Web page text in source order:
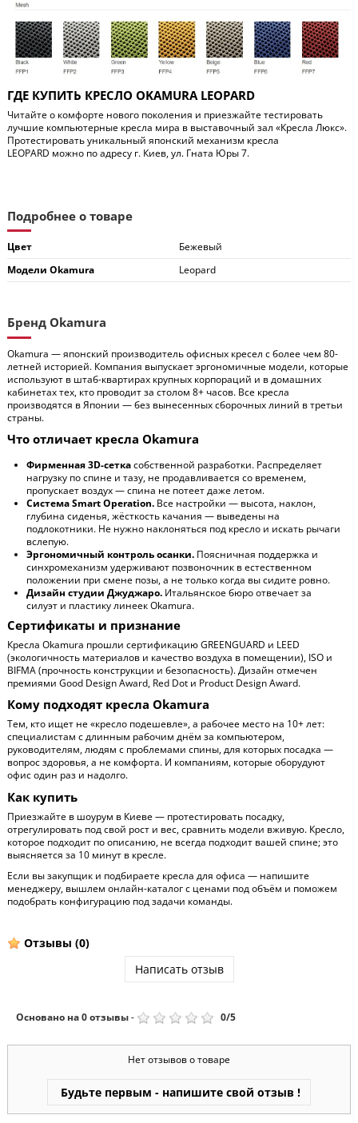
ГДЕ КУПИТЬ КРЕСЛО OKAMURA LEOPARD
Читайте о комфорте нового поколения и приезжайте тестировать
лучшие компьютерные кресла мира в выставочный зал «Кресла Люкс».
Протестировать уникальный японский механизм кресла
LEOPARD можно по адресу г. Киев, ул. Гната Юры 7.
Подробнее о товаре
Цвет
Бежевый
Модели Okamura
Leopard
Бренд Okamura
Okamura — японский производитель офисных кресел с более чем 80-
летней историей. Компания выпускает эргономичные модели, которые
используют в штаб-квартирах крупных корпораций и в домашних
кабинетах тех, кто проводит за столом 8+ часов. Все кресла
производятся в Японии — без вынесенных сборочных линий в третьи
страны.
Что отличает кресла Okamura
Фирменная 3D-сеткасобственной разработки. Распределяет
нагрузку по спине и тазу, не продавливается со временем,
пропускает воздух — спина не потеет даже летом.
Система Smart Operation. Все настройки — высота, наклон,
глубина сиденья, жёсткость качания — выведены на
подлокотники. Не нужно наклоняться под кресло и искать рычаги
вслепую.
Эргономичный контроль осанки. Поясничная поддержка и
синхромеханизм удерживают позвоночник в естественном
положении при смене позы, а не только когда вы сидите ровно.
Дизайн студии Джуджаро. Итальянское бюро отвечает за
силуэт и пластику линеек Okamura.
Сертификаты и признание
Кресла Okamura прошли сертификацию GREENGUARD и LEED
(экологичность материалов и качество воздуха в помещении), ISO и
BIFMA (прочность конструкции и безопасность). Дизайн отмечен
премиями Good Design Award, Red Dot и Product Design Award.
Кому подходят кресла Okamura
Тем, кто ищет не «кресло подешевле», а рабочее место на 10+ лет:
специалистам с длинным рабочим днём за компьютером,
руководителям, людям с проблемами спины, для которых посадка —
вопрос здоровья, а не комфорта. И компаниям, которые оборудуют
офис один раз и надолго.
Как купить
Приезжайте в шоурум в Киеве — протестировать посадку,
отрегулировать под свой рост и вес, сравнить модели вживую. Кресло,
которое подходит по описанию, не всегда подходит вашей спине; это
выясняется за 10 минут в кресле.
Если вы закупщик и подбираете кресла для офиса — напишите
менеджеру, вышлем онлайн-каталог с ценами под объём и поможем
подобрать конфигурацию под задачи команды.
Отзывы (0)
Написать отзыв
Основано на0отзывы- 0/5
Нет отзывов о товаре
Будьте первым - напишите свой отзыв !